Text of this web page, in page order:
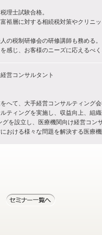
理士試験合格。
裕層に対する相続税対策やクリニ
の税制研修会の研修講師も務める。
感じ、お客様のニーズに応えるべ
営コンサルタント
へて、大手経営コンサルティング会
ティングを実施し、収益向上、組織
を設立し、医療機関向け経営コン
おける様々な問題を解決する医療